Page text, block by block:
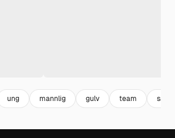
ung mannlig gulv team